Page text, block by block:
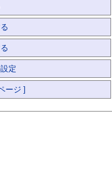
定
ージ ]